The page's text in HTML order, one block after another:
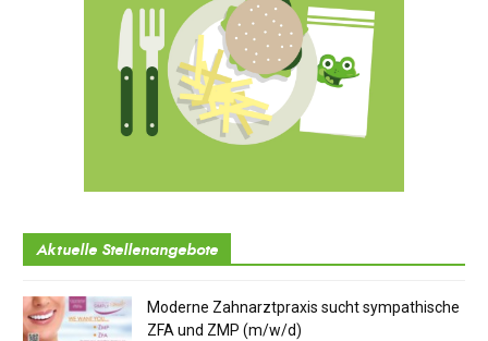
Aktuelle Stellenangebote
Moderne Zahnarztpraxis sucht sympathische
ZFA und ZMP (m/w/d)